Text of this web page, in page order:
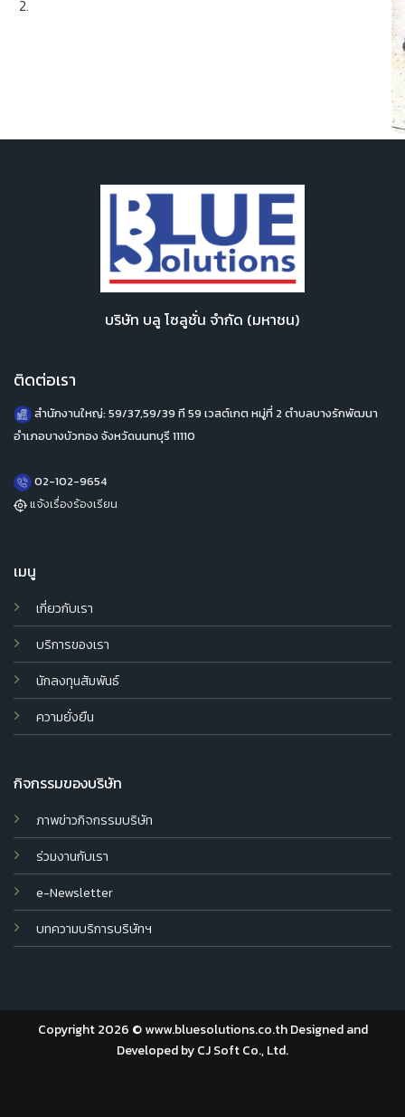
บริษัท บลู โซลูชั่น จำกัด (มหาชน)
เมนู
เกี่ยวกับเรา
บริการของเรา
นักลงทุนสัมพันธ์
ความยั่งยืน
กิจกรรมของบริษัท
ภาพข่าวกิจกรรมบริษัท
ร่วมงานกับเรา
e-Newsletter
บทความบริการบริษัทฯ
ติดต่อเรา
สำนักงานใหญ่: 59/37,59/39 ที 59 เวสต์เกต หมู่ที่ 2 ตำบลบางรักพัฒนา
อำเภอบางบัวทอง จังหวัดนนทบุรี 11110
02-102-9654
แจ้งเรื่องร้องเรียน
Copyright 2026 © www.bluesolutions.co.th Designed and
Developed byCJ Soft Co., Ltd.